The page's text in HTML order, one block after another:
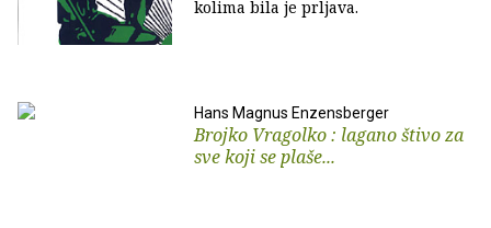
kolima bila je prljava.
Hans Magnus Enzensberger
Brojko Vragolko : lagano štivo za
sve koji se plaše...